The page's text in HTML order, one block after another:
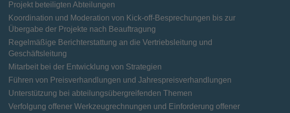
Projekt beteiligten Abteilungen
Koordination und Moderation von Kick-off-Besprechungen bis zur
Übergabe der Projekte nach Beauftragung
Regelmäßige Berichterstattung an die Vertriebsleitung und
Geschäftsleitung
Mitarbeit bei der Entwicklung von Strategien
Führen von Preisverhandlungen und Jahrespreisverhandlungen
Unterstützung bei abteilungsübergreifenden Themen
Verfolgung offener Werkzeugrechnungen und Einforderung offener